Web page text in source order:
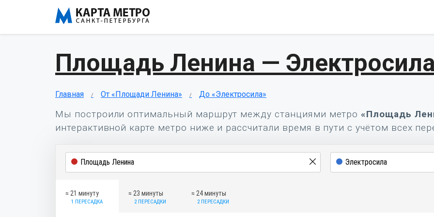
Площадь Ленина — Электросила
Главная От «Площади Ленина» До «Электросила»
Мы построили оптимальный маршрут между станциями метро«Площадь
интерактивной карте метро ниже и рассчитали время в пути с учётом всех
≈ 21 минуту
1 ПЕРЕСАДКА
≈ 23 минуты
2 ПЕРЕСАДКИ
≈ 24 минуты
2 ПЕРЕСАДКИ